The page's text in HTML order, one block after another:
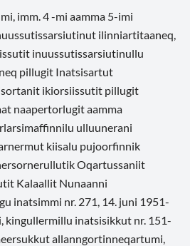
imm. 4 -mi aamma 5-imi
ilinniartitaaneq,
inuussutissarsiutinullu
pillugit Inatsisartut
ikiorsiissutit pillugit
naapertorlugit aamma
ulluunerani
kiisalu pujoorfinnik
Oqartussaniit
Kalaallit Nunaanni
inatsimmi nr. 271, 14. juni 1951-
kingullermillu inatsisikkut nr. 151-
allanngortinneqartumi,